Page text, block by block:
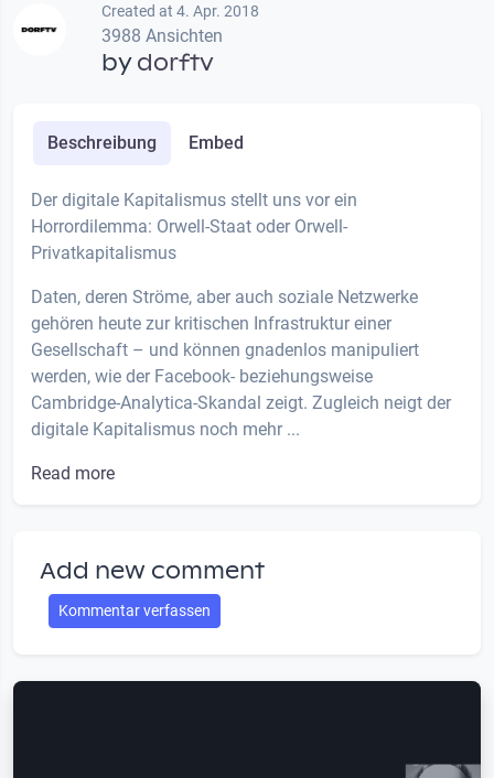
Created at 4. Apr. 2018
3988 Ansichten
bydorftv
Beschreibung Embed
Der digitale Kapitalismus stellt uns vor ein
Horrordilemma: Orwell-Staat oder Orwell-
Privatkapitalismus
Daten, deren Ströme, aber auch soziale Netzwerke
gehören heute zur kritischen Infrastruktur einer
Gesellschaft – und können gnadenlos manipuliert
werden, wie der Facebook- beziehungsweise
Cambridge-Analytica-Skandal zeigt. Zugleich neigt der
digitale Kapitalismus noch mehr ...
Read more
Add new comment
Kommentar verfassen